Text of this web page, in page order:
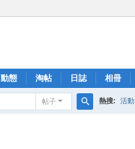
動態 淘帖 日誌 相冊
帖子 熱搜: 活動